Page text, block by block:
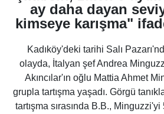
ay daha dayan
kimseye karışma"
Kadıköy'deki tarihi Salı
olayda, İtalyan şef Andrea
Akıncılar'ın oğlu Mattia Ahmet
grupla tartışma yaşadı. Görgü
tartışma sırasında B.B., Minguzzi'yi